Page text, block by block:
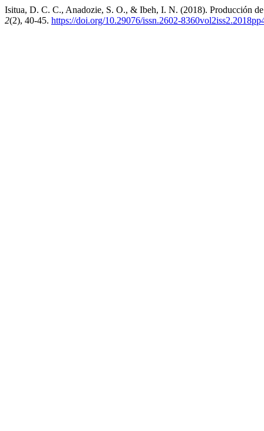
Isitua, D. C. C., Anadozie, S. O., & Ibeh, I. N. (2018). Producción
2(2), 40-45. https://doi.org/10.29076/issn.2602-